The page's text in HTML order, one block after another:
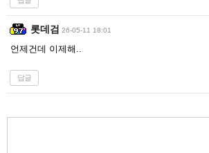
롯데검 26-05-11 18:01
언제건데 이제해..
답글